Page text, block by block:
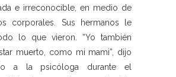
e irreconocible, en medio de
corporales. Sus hermanos le
lo que vieron. “Yo también
muerto, como mi mami”, dijo
a la psicóloga durante el